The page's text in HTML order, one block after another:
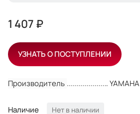
Производитель YAMAHA
Наличие Нет в наличии
1 407 ₽
УЗНАТЬ О ПОСТУПЛЕНИИ